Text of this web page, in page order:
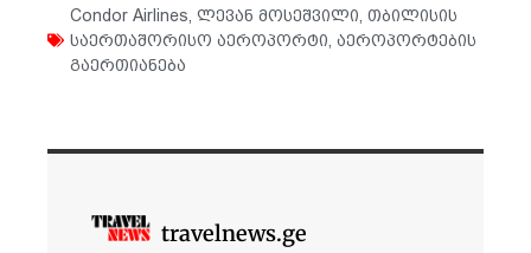
Condor Airlines ლევან მოსეშვილი თბილისის
საერთაშორისო აეროპორტი აეროპორტების
გაერთიანება
travelnews.ge